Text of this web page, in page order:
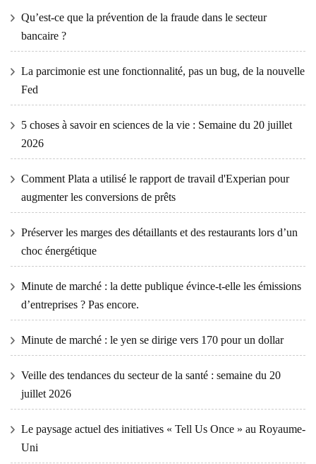
Qu’est-ce que la prévention de la fraude dans le secteur
bancaire ?
La parcimonie est une fonctionnalité, pas un bug, de la nouvelle
Fed
5 choses à savoir en sciences de la vie : Semaine du 20 juillet
2026
Comment Plata a utilisé le rapport de travail d'Experian pour
augmenter les conversions de prêts
Préserver les marges des détaillants et des restaurants lors d’un
choc énergétique
Minute de marché : la dette publique évince-t-elle les émissions
d’entreprises ? Pas encore.
Minute de marché : le yen se dirige vers 170 pour un dollar
Veille des tendances du secteur de la santé : semaine du 20
juillet 2026
Le paysage actuel des initiatives « Tell Us Once » au Royaume-
Uni